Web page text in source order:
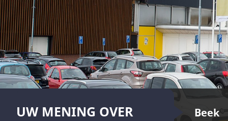
UW MENING OVER Beek